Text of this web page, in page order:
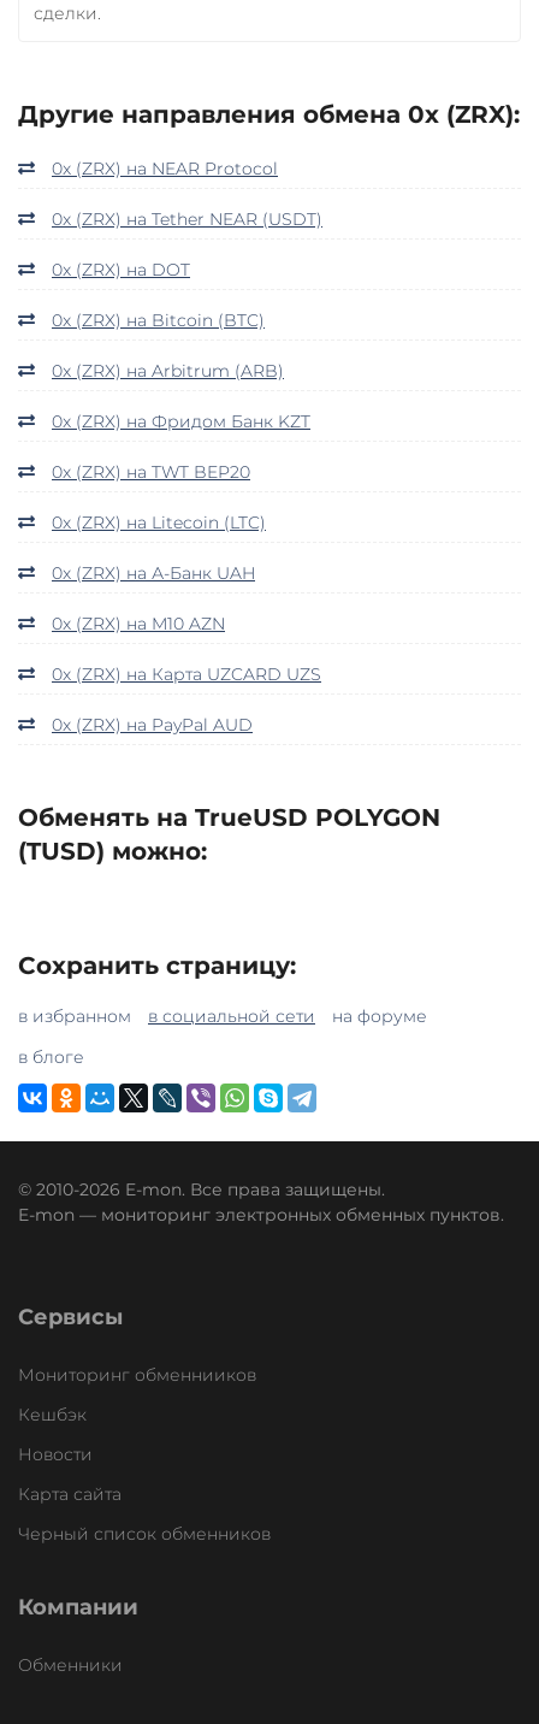
сделки.
Другие направления обмена 0x (ZRX):
0x (ZRX) на NEAR Protocol
0x (ZRX) на Tether NEAR (USDT)
0x (ZRX) на DOT
0x (ZRX) на Bitcoin (BTC)
0x (ZRX) на Arbitrum (ARB)
0x (ZRX) на Фридом Банк KZT
0x (ZRX) на TWT BEP20
0x (ZRX) на Litecoin (LTC)
0x (ZRX) на А-Банк UAH
0x (ZRX) на M10 AZN
0x (ZRX) на Карта UZCARD UZS
0x (ZRX) на PayPal AUD
Обменять на TrueUSD POLYGON
(TUSD) можно:
Сохранить страницу:
в избранном в социальной сети
на форуме
в блоге
© 2010-2026 E-mon. Все права защищены.
E-mon — мониторинг электронных обменных пунктов.
Сервисы
Мониторинг обменнииков
Кешбэк
Новости
Карта сайта
Черный список обменников
Компании
Обменники